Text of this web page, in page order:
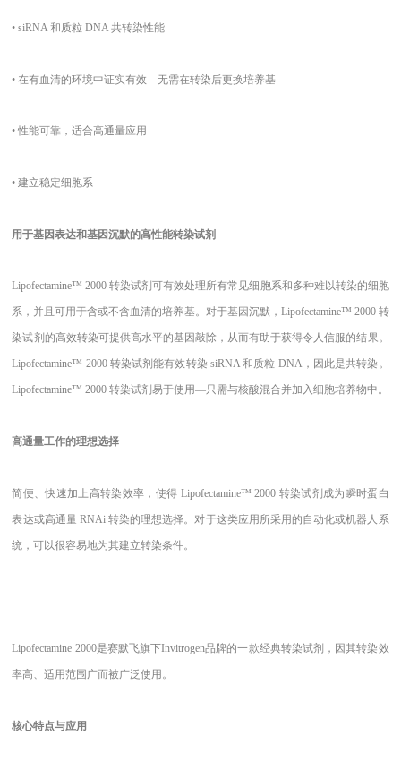
• siRNA 和质粒 DNA 共转染性能
• 在有血清的环境中证实有效—无需在转染后更换培养基
• 性能可靠，适合高通量应用
• 建立稳定细胞系
用于基因表达和基因沉默的高性能转染试剂
Lipofectamine™ 2000 转染试剂可有效处理所有常见细胞系和多种难以转染的细胞
系，并且可用于含或不含血清的培养基。对于基因沉默，Lipofectamine™ 2000 转
染试剂的高效转染可提供高水平的基因敲除，从而有助于获得令人信服的结果。
Lipofectamine™ 2000 转染试剂能有效转染 siRNA 和质粒 DNA，因此是共转染。
Lipofectamine™ 2000 转染试剂易于使用—只需与核酸混合并加入细胞培养物中。
高通量工作的理想选择
简便、快速加上高转染效率，使得 Lipofectamine™ 2000 转染试剂成为瞬时蛋白
表达或高通量 RNAi 转染的理想选择。对于这类应用所采用的自动化或机器人系
统，可以很容易地为其建立转染条件。
Lipofectamine 2000是赛默飞旗下Invitrogen品牌的一款经典转染试剂，因其转染效
率高、适用范围广而被广泛使用。
核心特点与应用